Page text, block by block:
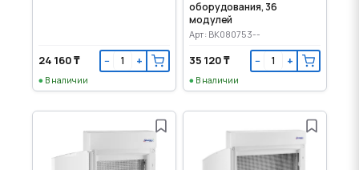
24 160 ₸ − +
В наличии
оборудования, 36
модулей
Арт: BK080753--
35 120 ₸ − +
В наличии